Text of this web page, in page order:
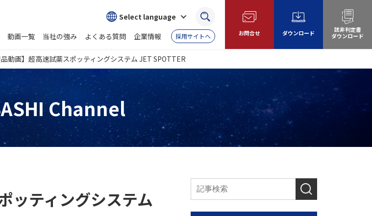
Select language 検索
動画一覧 当社の強み よくある質問 企業情報 採用サイトへ お問合せ ダウンロード
該非判定書
ダウンロード
品動画】超高速試薬スポッティングシステム JET SPOTTER
Channel
ッティングシステム